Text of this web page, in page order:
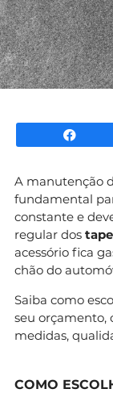
A manutenção
fundamental
constante e
regular dos
acessório fica
chão do
Saiba como
seu orçamento,
medidas,
COMO